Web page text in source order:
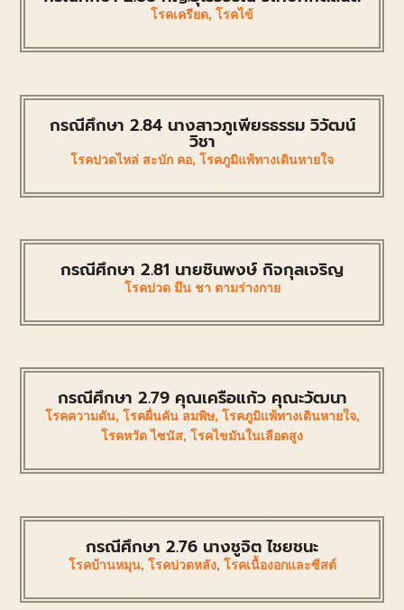
โรคเครียด, โรคไข้
กรณีศึกษา 2.84 นางสาวภูเพียรธรรม วิวัฒน์
วิชา
โรคปวดไหล่ สะบัก คอ, โรคภูมิแพ้ทางเดินหายใจ
กรณีศึกษา 2.81 นายชินพงษ์ กิจกุลเจริญ
โรคปวด มึน ชา ตามร่างกาย
กรณีศึกษา 2.79 คุณเครือแก้ว คุณะวัฒนา
โรคความดัน, โรคผื่นคัน ลมพิษ, โรคภูมิแพ้ทางเดินหายใจ,
โรคหวัด ไซนัส, โรคไขมันในเลือดสูง
กรณีศึกษา 2.76 นางชูจิต ไชยชนะ
โรคบ้านหมุน, โรคปวดหลัง, โรคเนื้องอกและซีสต์